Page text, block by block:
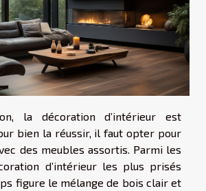
la décoration d’intérieur est
bien la réussir, il faut opter pour
des meubles assortis. Parmi les
d’intérieur les plus prisés
figure le mélange de bois clair et